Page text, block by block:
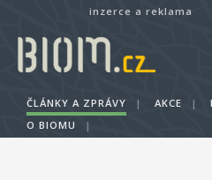
inzerce a reklama
ČLÁNKY A ZPRÁVY | AKCE |
O BIOMU
|